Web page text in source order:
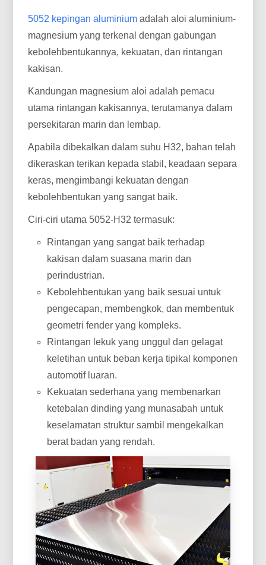
5052 kepingan aluminium adalah aloi aluminium-
magnesium yang terkenal dengan gabungan
kebolehbentukannya, kekuatan, dan rintangan
kakisan.
Kandungan magnesium aloi adalah pemacu
utama rintangan kakisannya, terutamanya dalam
persekitaran marin dan lembap.
Apabila dibekalkan dalam suhu H32, bahan telah
dikeraskan terikan kepada stabil, keadaan separa
keras, mengimbangi kekuatan dengan
kebolehbentukan yang sangat baik.
Ciri-ciri utama 5052-H32 termasuk:
Rintangan yang sangat baik terhadap
kakisan dalam suasana marin dan
perindustrian.
Kebolehbentukan yang baik sesuai untuk
pengecapan, membengkok, dan membentuk
geometri fender yang kompleks.
Rintangan lekuk yang unggul dan gelagat
keletihan untuk beban kerja tipikal komponen
automotif luaran.
Kekuatan sederhana yang membenarkan
ketebalan dinding yang munasabah untuk
keselamatan struktur sambil mengekalkan
berat badan yang rendah.